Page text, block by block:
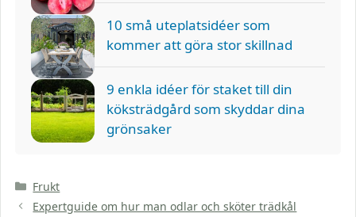
10 små uteplatsidéer som
kommer att göra stor skillnad
9 enkla idéer för staket till din
köksträdgård som skyddar dina
grönsaker
Kategorier
Frukt
Expertguide om hur man odlar och sköter trädkål